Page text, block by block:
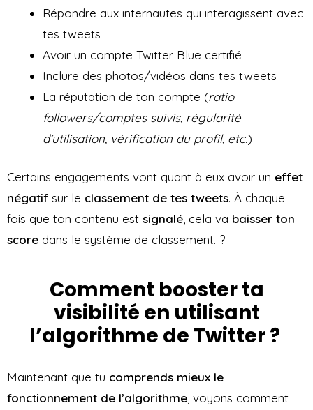
Répondre aux internautes qui interagissent avec
tes tweets
Avoir un compte Twitter Blue certifié
Inclure des photos/vidéos dans tes tweets
La réputation de ton compte (ratio
followers/comptes suivis, régularité
d’utilisation, vérification du profil, etc.)
Certains engagements vont quant à eux avoir un effet
négatif sur le classement de tes tweets. À chaque
fois que ton contenu est signalé, cela va baisser ton
score dans le système de classement. ?
Comment booster ta
visibilité en utilisant
l’algorithme de Twitter ?
Maintenant que tu comprends mieux le
fonctionnement de l’algorithme , voyons comment